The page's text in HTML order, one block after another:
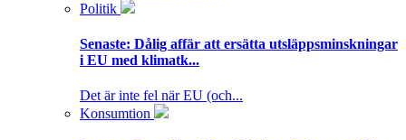
Politik
Senaste: Dålig affär att ersätta utsläppsminskningar
i EU med klimatk...
Det är inte fel när EU (och...
Konsumtion